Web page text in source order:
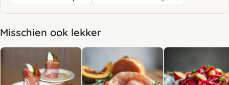
Misschien ook lekker